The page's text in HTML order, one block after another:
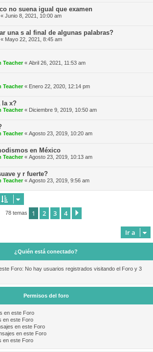
no suena igual que examen
« Junio 8, 2021, 10:00 am
una s al final de algunas palabras?
« Mayo 22, 2021, 8:45 am
Teacher« Abril 26, 2021, 11:53 am
Teacher« Enero 22, 2020, 12:14 pm
la x?
Teacher« Diciembre 9, 2019, 10:50 am
Teacher« Agosto 23, 2019, 10:20 am
en México
Teacher« Agosto 23, 2019, 10:13 am
y r fuerte?
Teacher« Agosto 23, 2019, 9:56 am
78 temas 1 2 3 4
Ir a
¿Quién está conectado?
Foro: No hay usuarios registrados visitando el Foro y 3
Permisos del foro
en este Foro
en este Foro
en este Foro
en este Foro
en este Foro